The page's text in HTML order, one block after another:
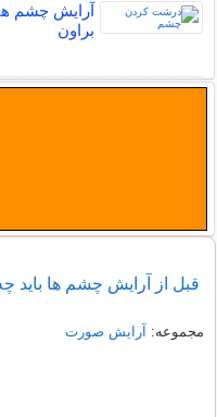
آرایش چشم
براون
قبل از آرایش چشم ها باید
مجموعه: آرایش صورت